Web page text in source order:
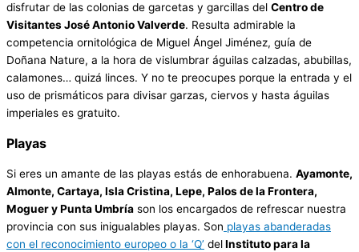
disfrutar de las colonias de garcetas y garcillas del Centro de
Visitantes José Antonio Valverde. Resulta admirable la
competencia ornitológica de Miguel Ángel Jiménez, guía de
Doñana Nature, a la hora de vislumbrar águilas calzadas, abubillas,
calamones… quizá linces. Y no te preocupes porque la entrada y el
uso de prismáticos para divisar garzas, ciervos y hasta águilas
imperiales es gratuito.
Playas
Si eres un amante de las playas estás de enhorabuena. Ayamonte,
Almonte, Cartaya, Isla Cristina, Lepe, Palos de la Frontera,
Moguer y Punta Umbría son los encargados de refrescar nuestra
provincia con sus inigualables playas. Son playas abanderadas
con el reconocimiento europeo o la ‘Q’ delInstituto para la